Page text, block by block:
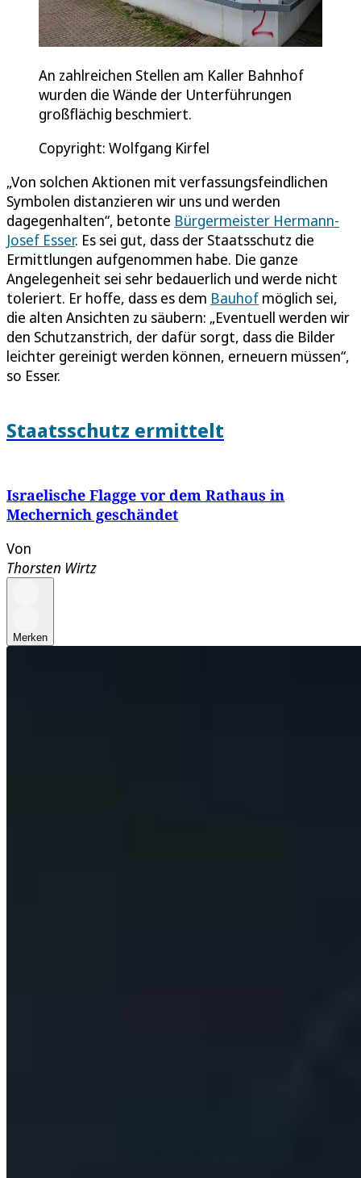
An zahlreichen Stellen am Kaller Bahnhof
wurden die Wände der Unterführungen
großflächig beschmiert.
Copyright: Wolfgang Kirfel
„Von solchen Aktionen mit verfassungsfeindlichen
Symbolen distanzieren wir uns und werden
dagegenhalten“, betonte Bürgermeister Hermann-
Josef Esser. Es sei gut, dass der Staatsschutz die
Ermittlungen aufgenommen habe. Die ganze
Angelegenheit sei sehr bedauerlich und werde nicht
toleriert. Er hoffe, dass es dem Bauhof möglich sei,
die alten Ansichten zu säubern: „Eventuell werden wir
den Schutzanstrich, der dafür sorgt, dass die Bilder
leichter gereinigt werden können, erneuern müssen“,
so Esser.
Staatsschutz ermittelt
Israelische Flagge vor dem Rathaus in
Mechernich geschändet
Von
Thorsten Wirtz
Merken